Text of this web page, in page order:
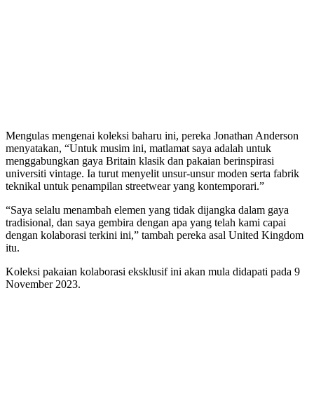
Mengulas mengenai koleksi baharu ini, pereka Jonathan Anderson
menyatakan, “Untuk musim ini, matlamat saya adalah untuk
menggabungkan gaya Britain klasik dan pakaian berinspirasi
universiti vintage. Ia turut menyelit unsur-unsur moden serta fabrik
teknikal untuk penampilan streetwear yang kontemporari.”
“Saya selalu menambah elemen yang tidak dijangka dalam gaya
tradisional, dan saya gembira dengan apa yang telah kami capai
dengan kolaborasi terkini ini,” tambah pereka asal United Kingdom
itu.
Koleksi pakaian kolaborasi eksklusif ini akan mula didapati pada 9
November 2023.